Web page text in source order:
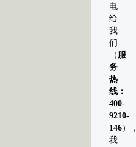
电
给
我
们
（ 服
务
热
线：
400-
9210-
146）
我